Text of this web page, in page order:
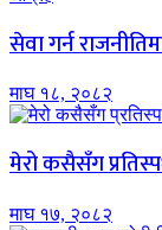
सेवा गर्न
माघ १८, २०८२
मेरो कसैसँग
माघ १७, २०८२